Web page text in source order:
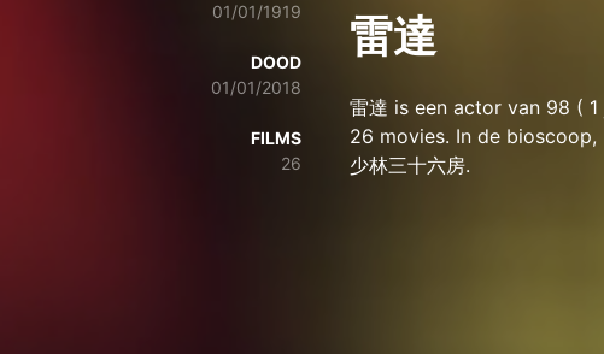
01/01/1919
DOOD
01/01/2018
FILMS
26
雷達
雷達 is een actor van 98 (
26 movies. In de
少林三十六房.